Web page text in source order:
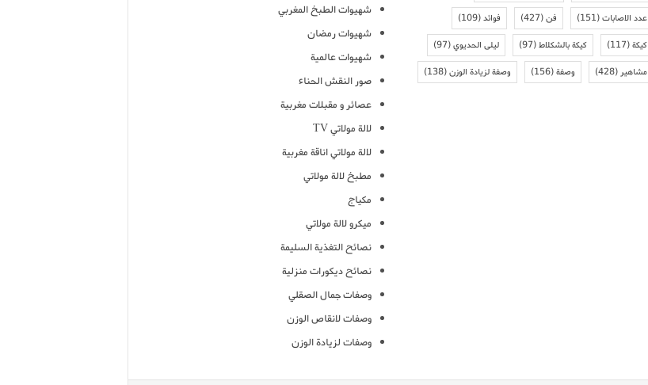
عدد الاصابات(151) فن(427) فوائد(109)
كيكة(117) كيكة بالشكلاط(97) ليلى الحديوي(97)
مشاهير(428) وصفة(156) وصفة لزيادة الوزن(138)
شهيوات الطبخ المغربي
شهيوات رمضان
شهيوات عالمية
صور النقش الحناء
عصائر و مقبلات مغربية
لالة مولاتي TV
لالة مولاتي اناقة مغربية
مطبخ لالة مولاتي
مكياج
ميكرو لالة مولاتي
نصائح التغذية السليمة
نصائح ديكورات منزلية
وصفات جمال الصقلي
وصفات لانقاص الوزن
وصفات لزيادة الوزن